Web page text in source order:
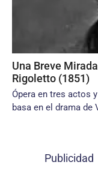
Una Breve
Rigoletto (1851)
Ópera en tres actos
basa en el drama de
Publicidad